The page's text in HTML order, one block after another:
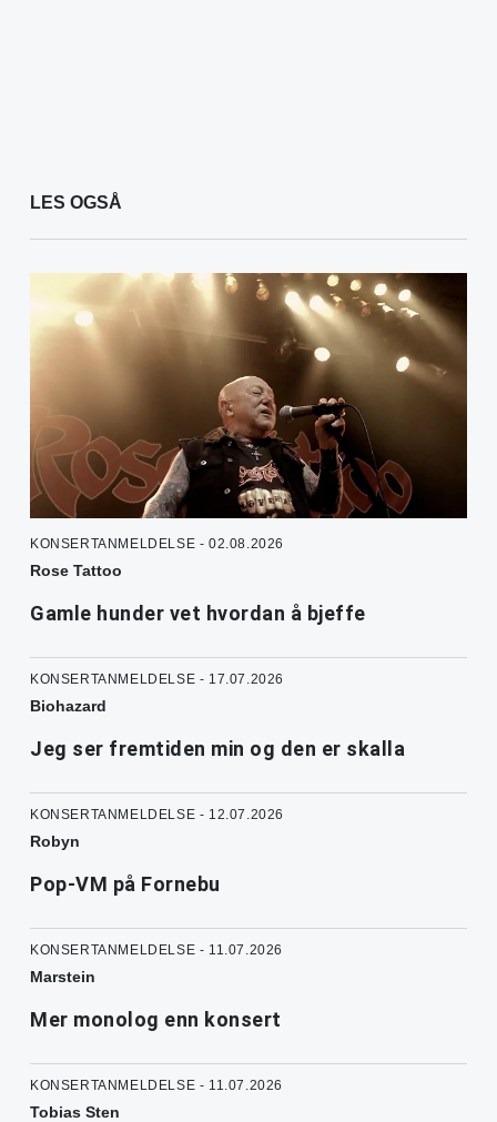
LES OGSÅ
KONSERTANMELDELSE - 02.08.2026
Rose Tattoo
Gamle hunder vet hvordan å bjeffe
KONSERTANMELDELSE - 17.07.2026
Biohazard
Jeg ser fremtiden min og den er skalla
KONSERTANMELDELSE - 12.07.2026
Robyn
Pop-VM på Fornebu
KONSERTANMELDELSE - 11.07.2026
Marstein
Mer monolog enn konsert
KONSERTANMELDELSE - 11.07.2026
Tobias Sten